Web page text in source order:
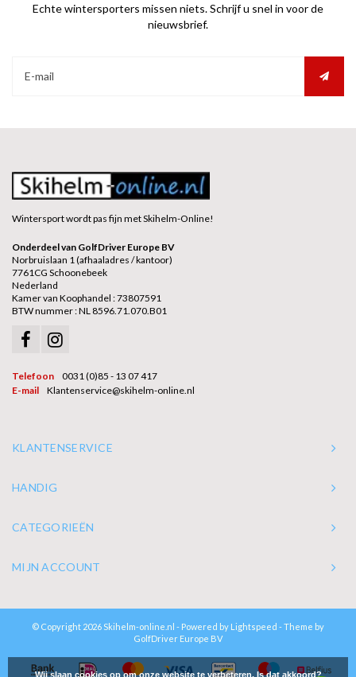
Echte wintersporters missen niets. Schrijf u snel in voor de
nieuwsbrief.
Wintersport wordt pas fijn met Skihelm-Online!
Onderdeel van GolfDriver Europe BV
Norbruislaan 1 (afhaaladres / kantoor)
7761CG Schoonebeek
Nederland
Kamer van Koophandel : 73807591
BTW nummer : NL 8596.71.070.B01
Telefoon
0031 (0)85 - 13 07 417
E-mail
Klantenservice@skihelm-online.nl
KLANTENSERVICE
HANDIG
CATEGORIEËN
MIJN ACCOUNT
© Copyright 2026 Skihelm-online.nl - Powered by Lightspeed - Theme by
GolfDriver Europe BV
Wij slaan cookies op om onze website te verbeteren. Is dat akkoord?